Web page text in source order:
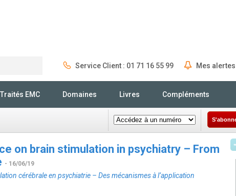
Service Client : 01 71 16 55 99 Mes alertes
Traités EMC Domaines Livres Compléments
on brain stimulation in psychiatry – From
- 16/06/19
cérébrale en psychiatrie – Des mécanismes à l’application